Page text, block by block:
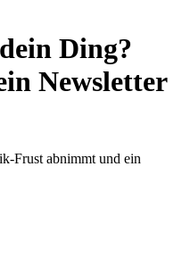
Ding?
Newsletter
Frust abnimmt und ein